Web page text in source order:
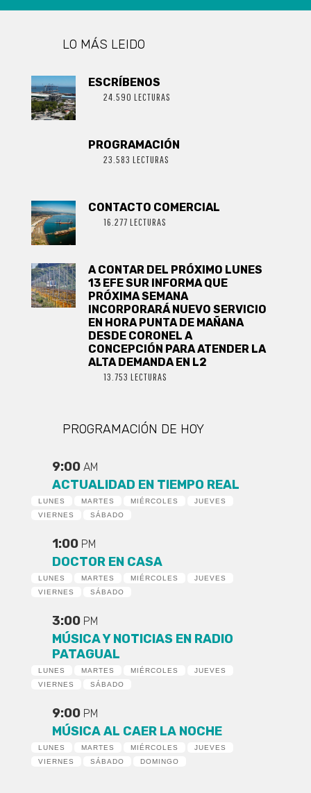
CASOS
NUEVOS,
ACUMULADOS
Y 1.935
ACTIVOS DE
COVID-19
LO MÁS LEIDO
ESCRÍBENOS
24.590 LECTURAS
PROGRAMACIÓN
23.583 LECTURAS
CONTACTO COMERCIAL
16.277 LECTURAS
A CONTAR DEL PRÓXIMO LUNES
13 EFE SUR INFORMA QUE
PRÓXIMA SEMANA
INCORPORARÁ NUEVO SERVICIO
EN HORA PUNTA DE MAÑANA
DESDE CORONEL A
CONCEPCIÓN PARA ATENDER LA
ALTA DEMANDA EN L2
13.753 LECTURAS
PROGRAMACIÓN DE HOY
9:00 AM
ACTUALIDAD EN TIEMPO REAL
LUNES MARTES MIÉRCOLES
JUEVES
VIERNES
SÁBADO
1:00 PM
DOCTOR EN CASA
LUNES MARTES MIÉRCOLES
JUEVES
VIERNES
SÁBADO
3:00 PM
MÚSICA Y NOTICIAS EN RADIO
PATAGUAL
LUNES MARTES MIÉRCOLES
JUEVES
VIERNES
SÁBADO
9:00 PM
MÚSICA AL CAER LA NOCHE
LUNES MARTES MIÉRCOLES
JUEVES
VIERNES
SÁBADO DOMINGO